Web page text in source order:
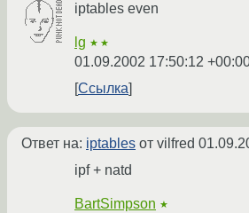
iptables even
lg ★★
01.09.2002 17:50:12
Ссылка
Ответ на: iptables от vilfred
ipf + natd
BartSimpson ★